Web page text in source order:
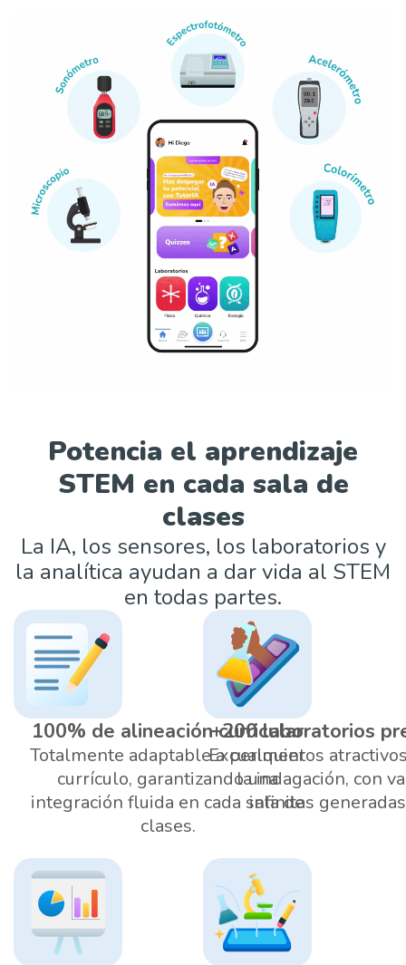
Potencia el aprendizaje
STEM en cada sala de
clases
La IA, los sensores, los laboratorios y
la analítica ayudan a dar vida al STEM
en todas partes.
100% de alineación curricular
Totalmente adaptable a cualquier
currículo, garantizando una
integración fluida en cada sala de
clases.
+200 laboratorios
Experimentos
la indagación, con
infinitas